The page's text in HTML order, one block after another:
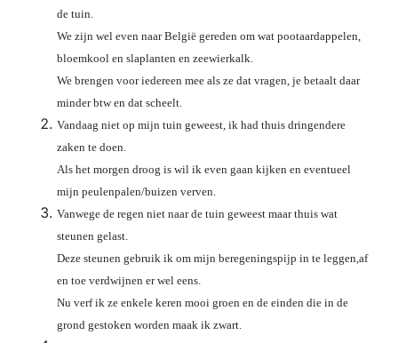
de tuin.
We zijn wel even naar België gereden om wat pootaardappelen,
bloemkool en slaplanten en zeewierkalk.
We brengen voor iedereen mee als ze dat vragen, je betaalt daar
minder btw en dat scheelt.
Vandaag niet op mijn tuin geweest, ik had thuis dringendere
zaken te doen.
Als het morgen droog is wil ik even gaan kijken en eventueel
mijn peulenpalen/buizen verven.
Vanwege de regen niet naar de tuin geweest maar thuis wat
steunen gelast.
Deze steunen gebruik ik om mijn beregeningspijp in te leggen,af
en toe verdwijnen er wel eens.
Nu verf ik ze enkele keren mooi groen en de einden die in de
grond gestoken worden maak ik zwart.